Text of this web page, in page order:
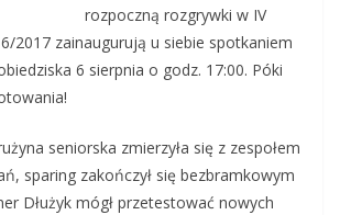
rozpoczną rozgrywki w IV
2017 zainaugurują u siebie spotkaniem
6 sierpnia o godz. 17:00. Póki
seniorska zmierzyła się z zespołem
sparing zakończył się bezbramkowym
Dłużyk mógł przetestować nowych